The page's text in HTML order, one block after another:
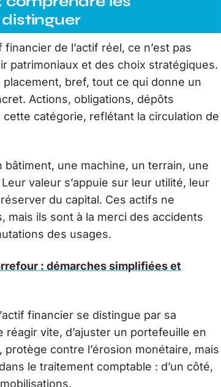
de l’actif réel, ce n’est pas
patrimoniaux et des choix stratégiques.
bref, tout ce qui donne un
Actions, obligations, dépôts
catégorie, reflétant la circulation de
une machine, un terrain, une
valeur s’appuie sur leur utilité, leur
du capital. Ces actifs ne
mais ils sont à la merci des accidents
des usages.
: démarches simplifiées et
financier se distingue par sa
vite, d’ajuster un portefeuille en
protège contre l’érosion monétaire, mais
le traitement comptable : d’un côté,